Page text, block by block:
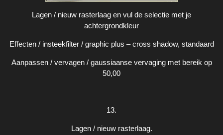
Lagen / nieuw rasterlaag en vul de selectie met je
achtergrondkleur
Effecten / insteekfilter / graphic plus – cross shadow, standaard
Aanpassen / vervagen / gaussiaanse vervaging met bereik op
50,00
13.
Lagen / nieuw rasterlaag.